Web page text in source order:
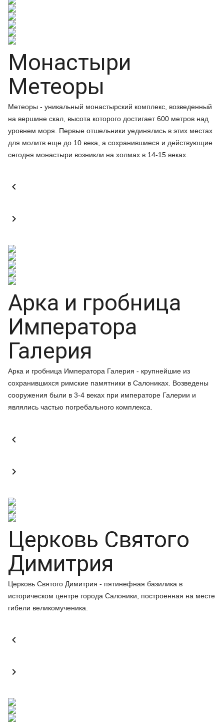
Монастыри
Метеоры
Метеоры - уникальный монастырский комплекс, возведенный
на вершине скал, высота которого достигает 600 метров над
уровнем моря. Первые отшельники уединялись в этих местах
для молитв еще до 10 века, а сохранившиеся и действующие
сегодня монастыри возникли на холмах в 14-15 веках.


Арка и гробница
Императора
Галерия
Арка и гробница Императора Галерия - крупнейшие из
сохранившихся римские памятники в Салониках. Возведены
сооружения были в 3-4 веках при императоре Галерии и
являлись частью погребального комплекса.


Церковь Святого
Димитрия
Церковь Святого Димитрия - пятинефная базилика в
историческом центре города Салоники, построенная на месте
гибели великомученика.

